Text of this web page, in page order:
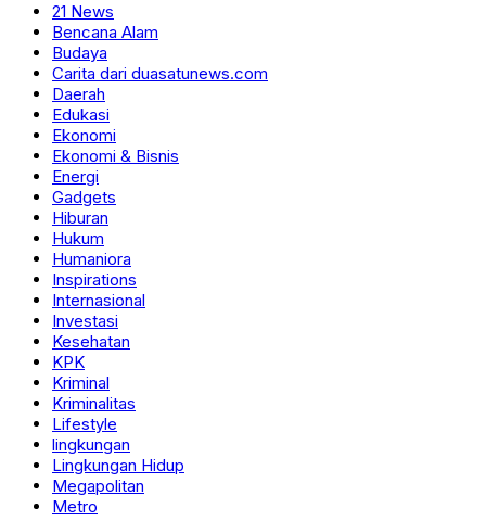
21 News
Bencana Alam
Budaya
Carita dari duasatunews.com
Daerah
Edukasi
Ekonomi
Ekonomi & Bisnis
Energi
Gadgets
Hiburan
Hukum
Humaniora
Inspirations
Internasional
Investasi
Kesehatan
KPK
Kriminal
Kriminalitas
Lifestyle
lingkungan
Lingkungan Hidup
Megapolitan
Metro